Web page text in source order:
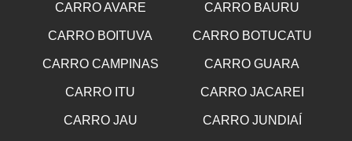
CARRO AVARE CARRO BAURU
CARRO BOITUVA CARRO BOTUCATU
CARRO CAMPINAS CARRO GUARA
CARRO ITU CARRO JACAREI
CARRO JAU CARRO JUNDIAÍ